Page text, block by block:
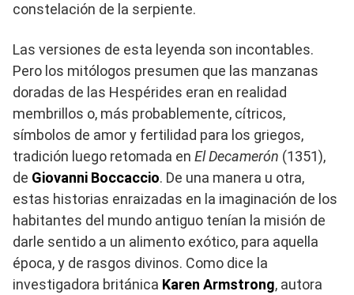
constelación de la serpiente.
Las versiones de esta leyenda son incontables.
Pero los mitólogos presumen que las manzanas
doradas de las Hespérides eran en realidad
membrillos o, más probablemente, cítricos,
símbolos de amor y fertilidad para los griegos,
tradición luego retomada en El Decamerón (1351),
de Giovanni Boccaccio. De una manera u otra,
estas historias enraizadas en la imaginación de los
habitantes del mundo antiguo tenían la misión de
darle sentido a un alimento exótico, para aquella
época, y de rasgos divinos. Como dice la
investigadora británica Karen Armstrong, autora